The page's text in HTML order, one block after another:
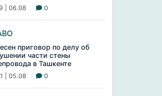
| 06.08 0
приговор по делу об
части стены
в Ташкенте
| 05.08 0